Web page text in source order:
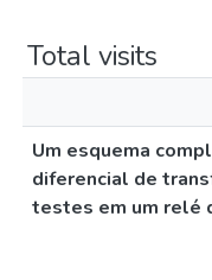
Total visits
Um esquema
diferencial de
testes em um relé